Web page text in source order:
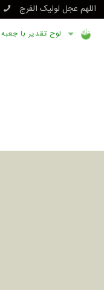
اللهم عجل لولیک الفرج
لوح تقدیر با جعبه